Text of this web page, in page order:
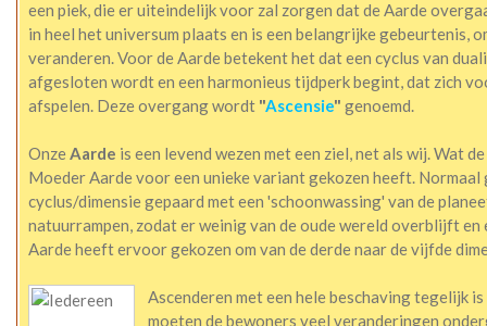
een piek, die er uiteindelijk voor zal zorgen dat de Aarde
in heel het universum plaats en is een belangrijke gebeurtenis,
veranderen. Voor de Aarde betekent het dat een cyclus van
afgesloten wordt en een harmonieus tijdperk begint, dat zich
afspelen. Deze overgang wordt "Ascensie" genoemd.
OnzeAarde is een levend wezen met een ziel, net als wij. Wat
Moeder Aarde voor een unieke variant gekozen heeft.
cyclus/dimensie gepaard met een 'schoonwassing' van de
natuurrampen, zodat er weinig van de oude wereld overblijft
Aarde heeft ervoor gekozen om van de derde naar de vijfde
Ascenderen met een hele beschaving tegelijk
moeten de bewoners veel veranderingen